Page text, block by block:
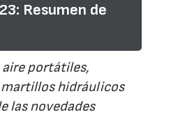
Resumen de
aire portátiles,
hidráulicos
las novedades